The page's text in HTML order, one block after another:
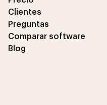
Clientes
Preguntas
Comparar software
Blog